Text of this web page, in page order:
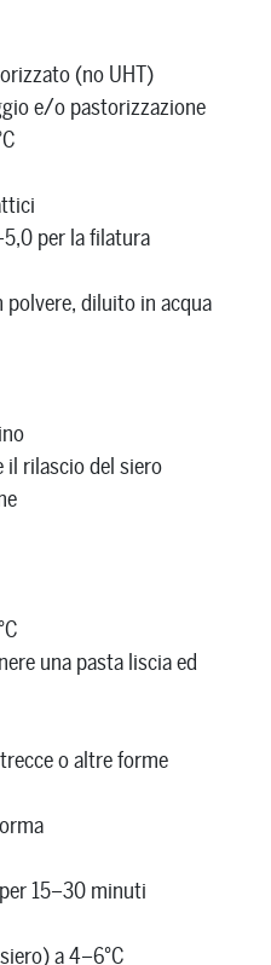
(no UHT)
e/o pastorizzazione
per la filatura
diluito in acqua
il rilascio del siero
una pasta liscia ed
o altre forme
15–30 minuti
a 4–6°C